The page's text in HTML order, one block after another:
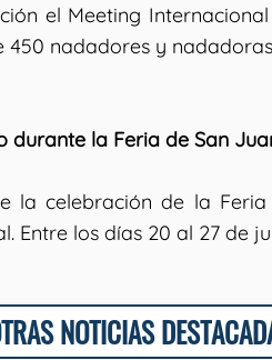
el Meeting
450 nadadores y
durante la Feria de San
la celebración de la
Entre los días 20 al 27 de
NOTICIAS